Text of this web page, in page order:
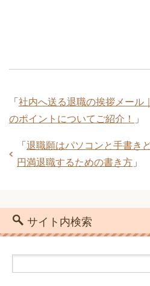
「 社内へ送る退職の挨拶メール
のポイントについてご紹介！
」
「 退職願はパソコンと手書き
円満退職するための書き方 」
サイト内検索